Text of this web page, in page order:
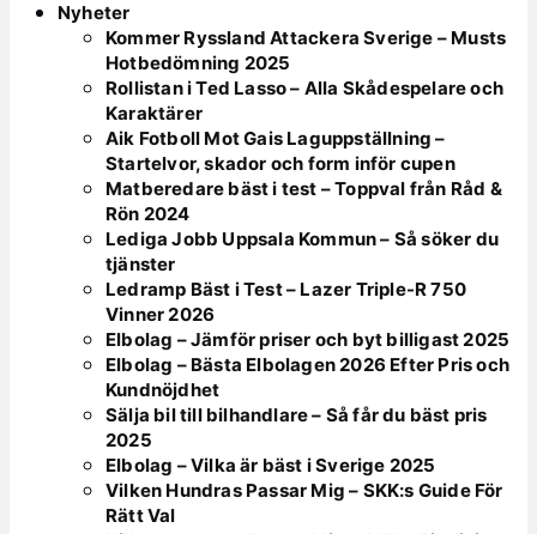
Nyheter
Kommer Ryssland Attackera Sverige – Musts
Hotbedömning 2025
Rollistan i Ted Lasso – Alla Skådespelare och
Karaktärer
Aik Fotboll Mot Gais Laguppställning –
Startelvor, skador och form inför cupen
Matberedare bäst i test – Toppval från Råd &
Rön 2024
Lediga Jobb Uppsala Kommun – Så söker du
tjänster
Ledramp Bäst i Test – Lazer Triple-R 750
Vinner 2026
Elbolag – Jämför priser och byt billigast 2025
Elbolag – Bästa Elbolagen 2026 Efter Pris och
Kundnöjdhet
Sälja bil till bilhandlare – Så får du bäst pris
2025
Elbolag – Vilka är bäst i Sverige 2025
Vilken Hundras Passar Mig – SKK:s Guide För
Rätt Val